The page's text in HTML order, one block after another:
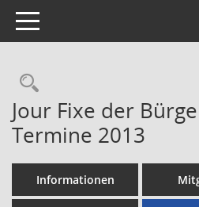
Toggle navigation
Rechercheauswahl
Jour Fixe der
Termine 2013
Informationen